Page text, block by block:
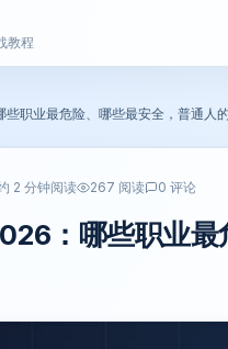
教程
职业最危险、哪些最安全，普通人
2 分钟阅读 267 阅读 0 评论
：哪些职业